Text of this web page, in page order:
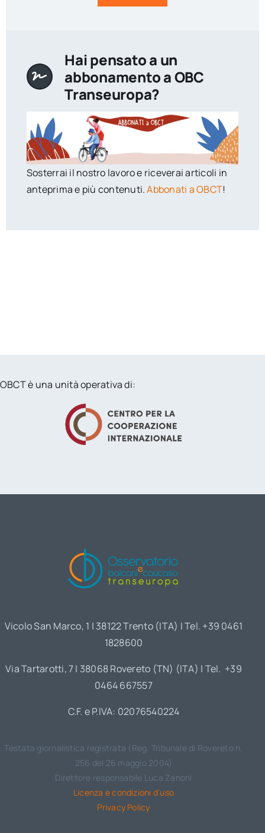
Hai pensato a un
abbonamento a OBC
Transeuropa?
Sosterrai il nostro lavoro e riceverai articoli in
anteprima e più contenuti.Abbonati a OBCT!
OBCT è una unità operativa di:
Vicolo San Marco, 1 | 38122 Trento (ITA) | Tel. +39 0461
1828600
Via Tartarotti, 7 | 38068 Rovereto (TN) (ITA) | Tel. +39
0464 667557
C.F. e P.IVA: 02076540224
Testata giornalistica registrata (Reg. Tribunale di Rovereto n.
256 del 26 maggio 2004)
Direttore responsabile Luca Zanoni
Licenza e condizioni d’uso
Privacy Policy